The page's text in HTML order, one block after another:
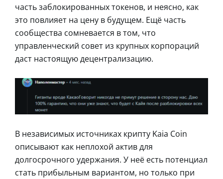
часть заблокированных токенов, и неясно, как
это повлияет на цену в будущем. Ещё часть
сообщества сомневается в том, что
управленческий совет из крупных корпораций
даст настоящую децентрализацию.
В независимых источниках крипту Kaia Coin
описывают как неплохой актив для
долгосрочного удержания. У неё есть потенциал
стать прибыльным вариантом, но только при